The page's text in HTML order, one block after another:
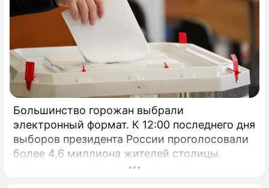
Большинство горожан выбрали
электронный формат. К 12:00 последнего дня
выборов президента России проголосовали
более 4,6 миллиона жителей столицы.